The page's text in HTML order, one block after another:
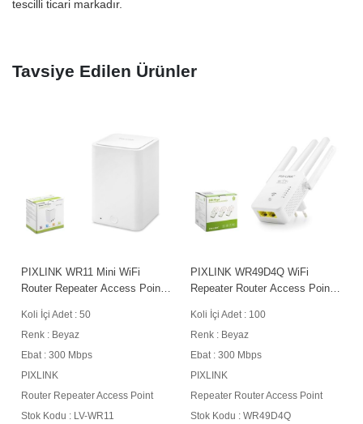
tescilli ticari markadır.
Tavsiye Edilen Ürünler
PIXLINK WR11 Mini WiFi
Router Repeater Access Point
Koli İçi Adet : 50
Renk : Beyaz
Ebat : 300 Mbps
PIXLINK
Router Repeater Access Point
Stok Kodu : LV-WR11
PIXLINK WR49D4Q WiFi
Repeater Router Access Point
Koli İçi Adet : 100
Renk : Beyaz
Ebat : 300 Mbps
PIXLINK
Repeater Router Access Point
Stok Kodu : WR49D4Q